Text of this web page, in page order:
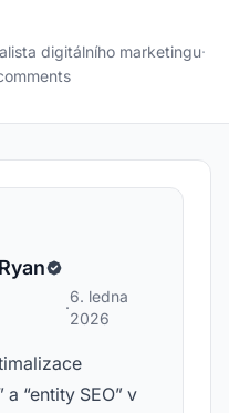
digitálního marketingu·
·
6. ledna
2026
“entity SEO” v